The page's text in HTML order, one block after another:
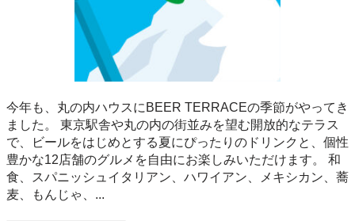
今年も、丸の内ハウスにBEER TERRACEの季節がやってき
ました。 東京駅舎や丸の内の街並みを望む開放的なテラス
で、ビールをはじめとする夏にぴったりのドリンクと、個性
豊かな12店舗のグルメを自由にお楽しみいただけます。 和
食、スパニッシュイタリアン、ハワイアン、メキシカン、蕎
麦、もんじゃ、...